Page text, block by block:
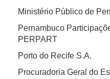
Ministério Público de
Pernambuco
PERPART
Porto do Recife S.A.
Procuradoria Geral do